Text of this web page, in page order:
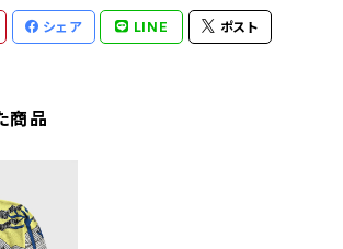
シェア LINE ポスト
商品